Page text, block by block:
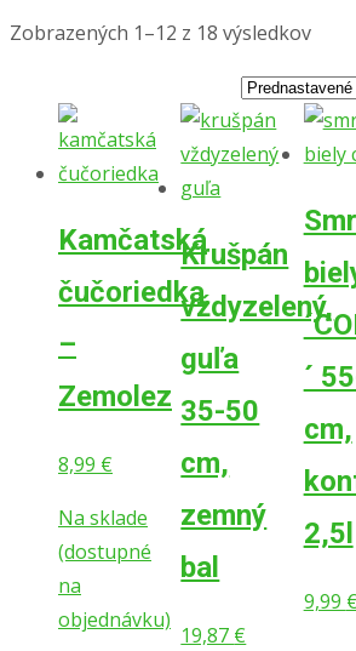
Zobrazených 1–12 z 18 výsledkov
Kamčatská
čučoriedka
–
Zemolez
8,99 €
Na sklade
(dostupné
na
objednávku)
Krušpán
vždyzelený,
guľa
35-50
cm,
zemný
bal
19,87 €
´
cm,
2,5l
9,99 €